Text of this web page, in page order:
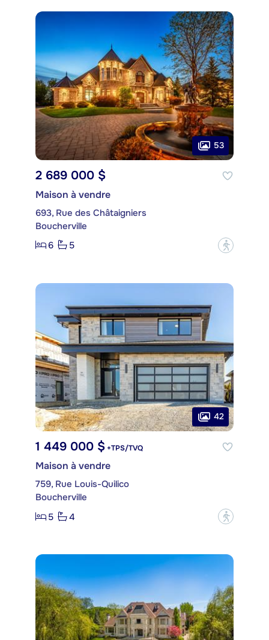
53
2 689 000 $
Maison à vendre
693, Rue des Châtaigniers
Boucherville
6
5 ?
42
1 449 000 $ +TPS/TVQ
Maison à vendre
759, Rue Louis-Quilico
Boucherville
5
4 ?